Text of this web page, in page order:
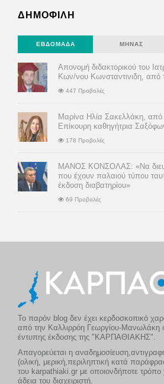
ΔΗΜΟΦΙΛΗ
ΕΒΔΟΜΆΔΑ ΜΉΝΑΣ
Απονομή διδακτορικού του
Κων/νου Κωνσταντινιδη,
447 Προβολές
Μαρίνα Ηλία Σακελλάκη,
Επίκουρη καθηγήτρια
178 Προβολές
ΜΑΝΟΣ ΚΟΝΣΟΛΑΣ: «Να
που έχουν παλαιού τύπου
έκδοση διαβατηρίου»
69 Προβολές
Το παρόν blog δεν έχει κερδοσκοπικό
από την Καλλιρρόη Γεωργίου-Μανωλάκη
έντυπης έκδοσης της "ΚΑΡΠΑΘΙΑΚΗΣ".
Απαγορεύεται η
(ολική, μερική,περιληπτική κατά
του karpathiaki.gr με οποιονδήποτε
άδεια του διαχειριστή.